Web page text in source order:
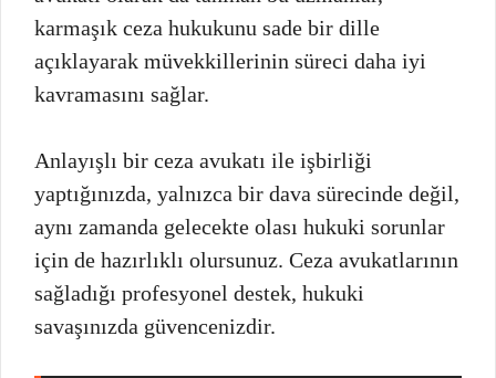
karmaşık ceza hukukunu sade bir dille
açıklayarak müvekkillerinin süreci daha iyi
kavramasını sağlar.
Anlayışlı bir ceza avukatı ile işbirliği
yaptığınızda, yalnızca bir dava sürecinde değil,
aynı zamanda gelecekte olası hukuki sorunlar
için de hazırlıklı olursunuz. Ceza avukatlarının
sağladığı profesyonel destek, hukuki
savaşınızda güvencenizdir.